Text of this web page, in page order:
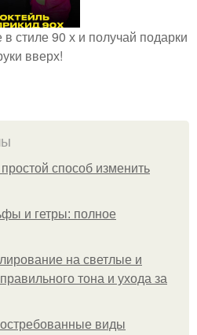
стиле 90 х и получай подарки
вверх!
способ изменить
и гетры: полное
на светлые и
тона и ухода за
виды